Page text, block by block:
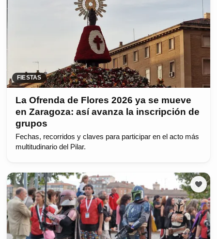
FIESTAS
La Ofrenda de Flores 2026 ya se mueve
en Zaragoza: así avanza la inscripción de
grupos
Fechas, recorridos y claves para participar en el acto más
multitudinario del Pilar.